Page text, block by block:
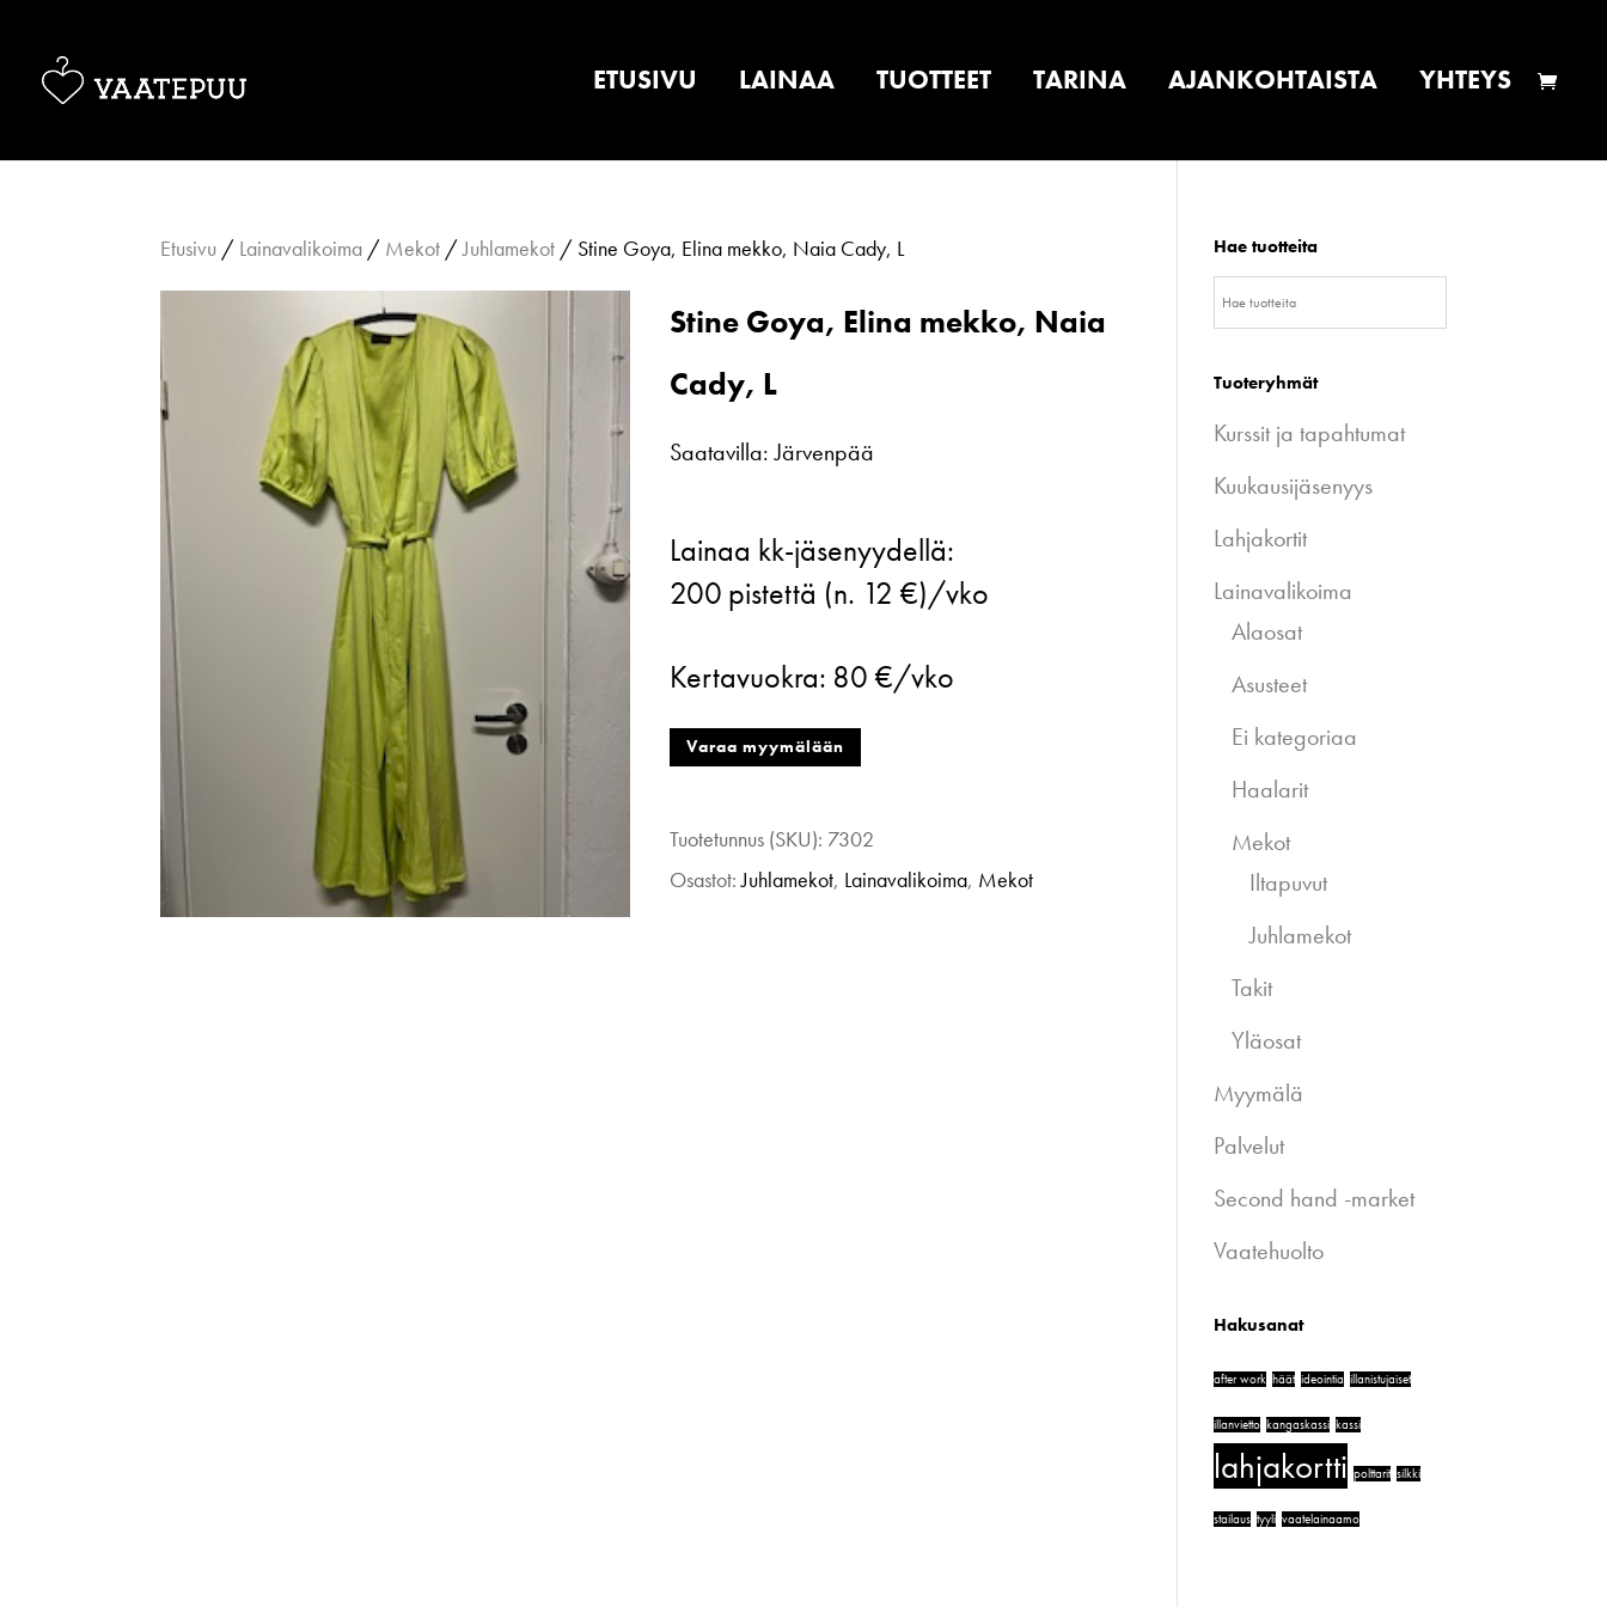
ETUSIVU LAINAA TUOTTEET TARINA AJANKOHTAISTA YHTEYS
Etusivu / Lainavalikoima / Mekot /Juhlamekot / Stine Goya, Elina mekko, Naia Cady, L
Stine Goya, Elina mekko, Naia
Cady, L
Saatavilla: Järvenpää
Goya,
Elina
Naia
Cady,
L
Lainaa kk-jäsenyydellä:
200 pistettä (n. 12 €)/vko
Kertavuokra: 80 €/vko
Varaa myymälään
Tuotetunnus (SKU): 7302
Osastot:Juhlamekot, Lainavalikoima, Mekot
Hae tuotteita
Tuoteryhmät
Kurssit ja tapahtumat
Kuukausijäsenyys
Lahjakortit
Lainavalikoima
Alaosat
Asusteet
Ei kategoriaa
Haalarit
Mekot
Iltapuvut
Juhlamekot
Takit
Yläosat
Myymälä
Palvelut
Second hand -market
Vaatehuolto
Hakusanat
after work häät ideointia illanistujaiset
illanvietto kangaskassi kassi
lahjakortti polttarit silkki
stailaus tyyli vaatelainaamo